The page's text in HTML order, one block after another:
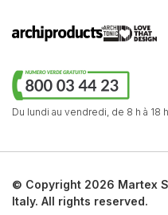
Du lundi au vendredi, de 8 h à 18 h.
© Copyright 2026 Martex
Italy. All rights reserved.